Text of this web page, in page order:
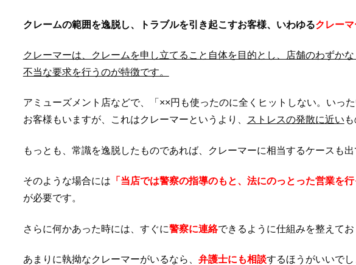
クレームの範囲を逸脱し、トラブルを引き起こすお客様、いわゆるクレーマ
クレーマーは、クレームを申し立てること自体を目的とし、店舗のわずか
不当な要求を行うのが特徴です。
アミューズメント店などで、「××円も使ったのに全くヒットしない。いっ
お客様もいますが、これはクレーマーというより、 ストレスの発散に近い
もっとも、常識を逸脱したものであれば、クレーマーに相当するケースも出
そのような場合には 「当店では警察の指導のもと、法にのっとった営業を行
が必要です。
さらに何かあった時には、すぐに警察に連絡できるように仕組みを整えてお
あまりに執拗なクレーマーがいるなら、 弁護士にも相談するほうがいいでし